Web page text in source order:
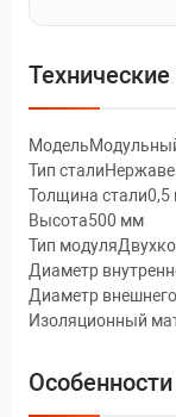
Технические
Тип
Толщина
Высота500 мм
Тип
Диаметр
Диаметр
Изоляционный